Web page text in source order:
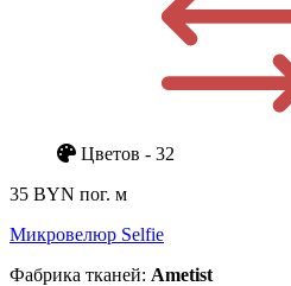
Цветов - 32
35 BYN пог. м
Микровелюр Selfie
Фабрика тканей: Ametist